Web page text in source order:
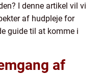
I denne artikel vil vi
af hudpleje for
guide til at komme i
af